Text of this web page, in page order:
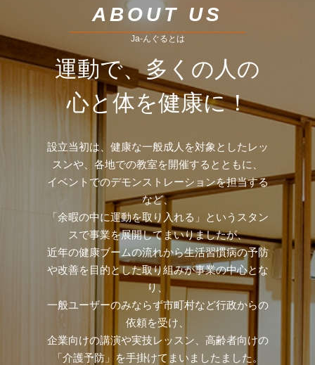
ABOUT US
Ja-んぐるとは
運動で、多くの人の
心と体を健康に！
設立当初は、健康な一般成人を対象としたレッ
スンや、各地での教室を開催するとともに、
イベントでのデモンストレーションを担当する
など、
「余暇の中に運動を取り入れる」というスタン
スで事業を展開してまいりましたが、
近年の健康ブームの流れから生活習慣病の予防
や改善を目的とした取り組みが事業の中心とな
り、
一般ユーザーのみならず市町村など行政からの
依頼を受け、
企業向けの講演や実技レッスン、高齢者向けの
「介護予防」を手掛けてまいましたました。